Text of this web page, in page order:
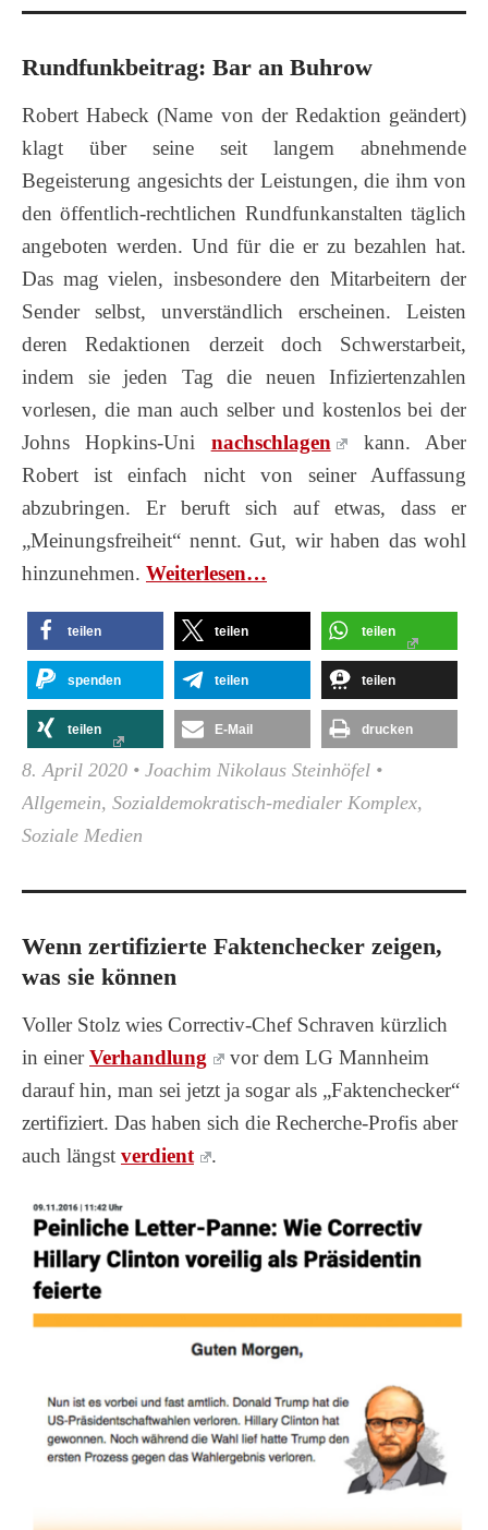
Rundfunkbeitrag: Bar an Buhrow
Robert Habeck (Name von der Redaktion geändert)
klagt über seine seit langem abnehmende
Begeisterung angesichts der Leistungen, die ihm von
den öffentlich-rechtlichen Rundfunkanstalten täglich
angeboten werden. Und für die er zu bezahlen hat.
Das mag vielen, insbesondere den Mitarbeitern der
Sender selbst, unverständlich erscheinen. Leisten
deren Redaktionen derzeit doch Schwerstarbeit,
indem sie jeden Tag die neuen Infiziertenzahlen
vorlesen, die man auch selber und kostenlos bei der
Johns Hopkins-Uni nachschlagen
kann. Aber
Robert ist einfach nicht von seiner Auffassung
abzubringen. Er beruft sich auf etwas, dass er
„Meinungsfreiheit“ nennt. Gut, wir haben das wohl
hinzunehmen. Wei­ter­le­sen…
teilen teilen teilen
spenden teilen teilen
teilen E-Mail drucken
8. April 2020 • Joachim Nikolaus Steinhöfel •
Allgemein, Sozialdemokratisch-medialer Komplex,
Soziale Medien
Wenn zertifizierte Faktenchecker zeigen,
was sie können
Voller Stolz wies Correctiv-Chef Schraven kürzlich
in einerVerhandlung
vor dem LG Mannheim
darauf hin, man sei jetzt ja sogar als „Faktenchecker“
zertifiziert. Das haben sich die Recherche-Profis aber
auch längst verdient .